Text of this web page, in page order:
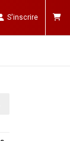
S'inscrire